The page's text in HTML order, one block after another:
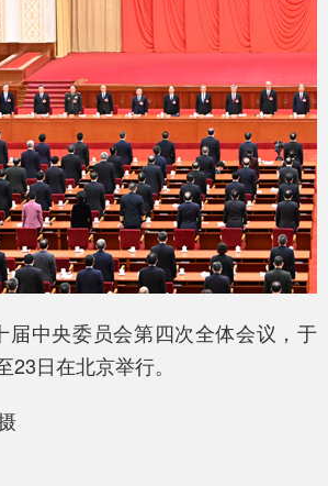
届中央委员会第四次全体会议，于
日在北京举行。